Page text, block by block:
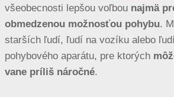
všeobecnosti lepšou voľbou najmä
obmedzenou možnosťou pohybu.
starších ľudí, ľudí na vozíku alebo
pohybového aparátu, pre ktorých
vane príliš náročné.